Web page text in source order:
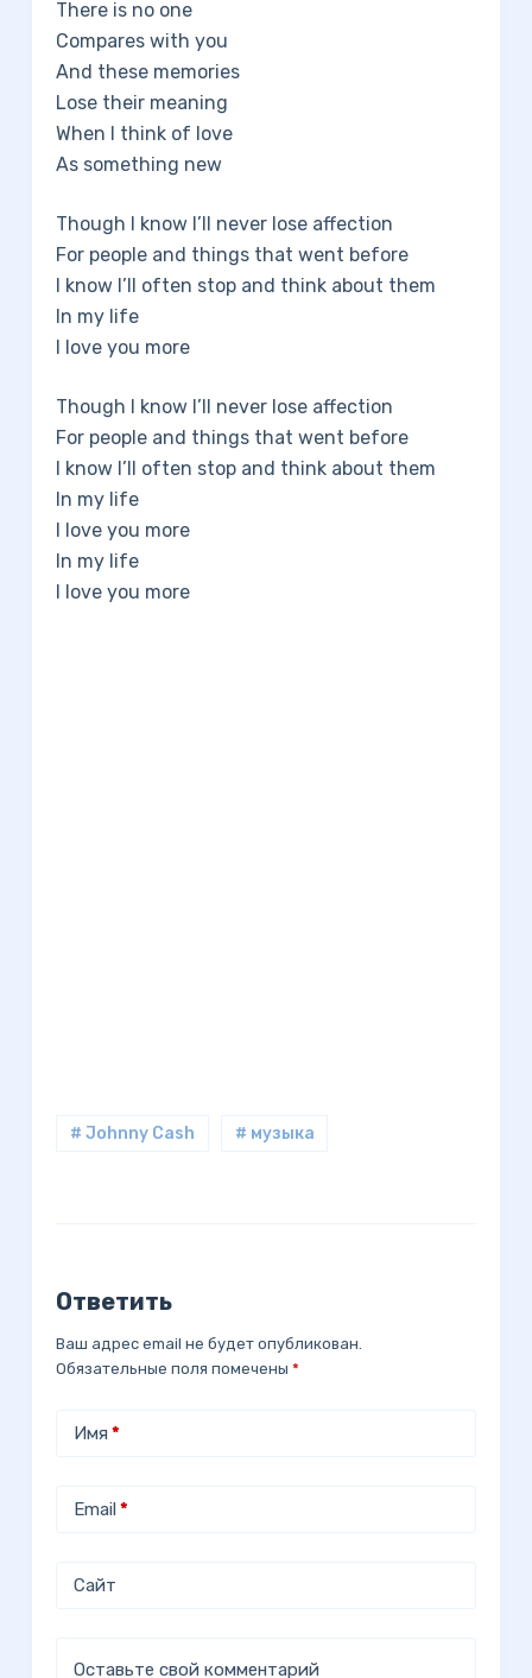
There is no one
Compares with you
And these memories
Lose their meaning
When I think of love
As something new
Though I know I’ll never lose affection
For people and things that went before
I know I’ll often stop and think about them
In my life
I love you more
Though I know I’ll never lose affection
For people and things that went before
I know I’ll often stop and think about them
In my life
I love you more
In my life
I love you more
# Johnny Cash # музыка
Ответить
Ваш адрес email не будет опубликован.
Обязательные поля помечены *
Имя *
Email *
Сайт
Оставьте свой комментарий